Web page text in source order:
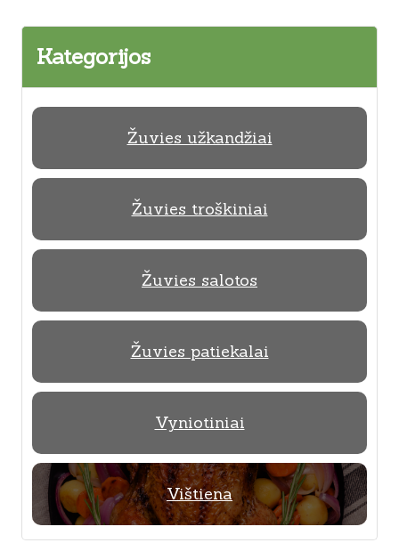
Kategorijos
Žuvies užkandžiai
Žuvies troškiniai
Žuvies salotos
Žuvies patiekalai
Vyniotiniai
Vištiena